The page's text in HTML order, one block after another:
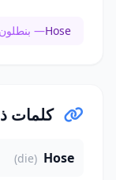
Hose— بنطلون
كلمات
Hose
(die)